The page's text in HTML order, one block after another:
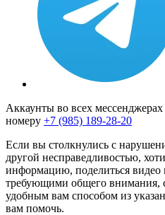
Аккаунты во всех
номеру +7 (985) 189-28-20
Если вы столкнулись с
другой несправедливостью,
информацию, поделиться
требующими общего внимания,
удобным вам способом из
вам помочь.